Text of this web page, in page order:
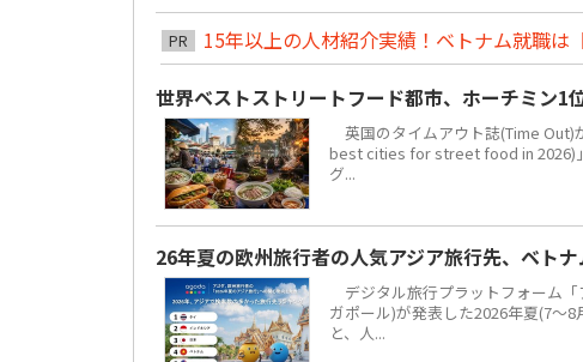
PR
15年以上の人材紹介実績！ベトナム就職は
世界ベストストリートフード都市、ホーチミン
英国のタイムアウト誌(Time Out)
best cities for street food in 2026)
グ...
26年夏の欧州旅行者の人気アジア旅行先、ベト
デジタル旅行プラットフォーム
ガポール)が発表した2026年夏(7～
と、人...